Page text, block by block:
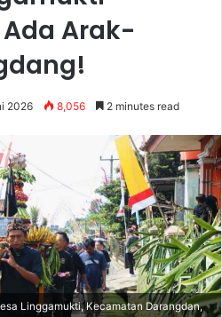
Arak-
2026 8,056 2 minutes read
Linggamukti, Kecamatan Darangdan,